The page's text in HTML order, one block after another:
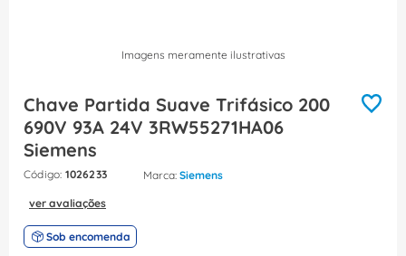
Imagens meramente ilustrativas
Chave Partida Suave Trifásico 200
690V 93A 24V 3RW55271HA06
Siemens
: 1026233 Siemens
ver avaliações
Sob encomenda